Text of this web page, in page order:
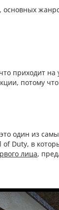
основных
приходит
потому
один из
Duty, в
лица,